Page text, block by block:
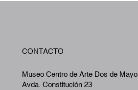
CONTACTO
Museo Centro de Arte Dos de Mayo
Avda. Constitución 23